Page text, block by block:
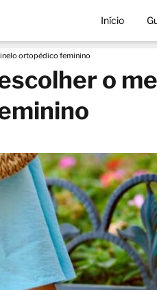
Início
ortopédico feminino
o